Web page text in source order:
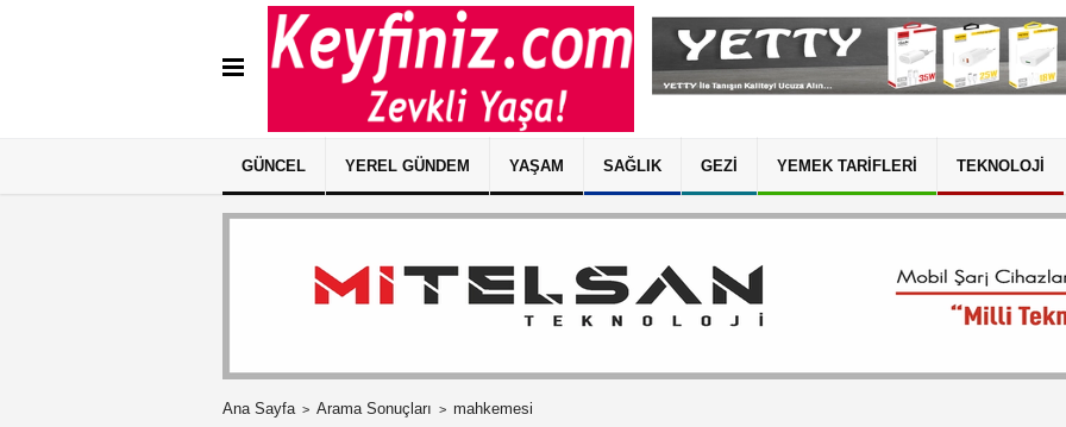
GÜNCEL YEREL GÜNDEM YAŞAM SAĞLIK GEZI YEMEK TARIFLERI TEKNOLOJI
Ana Sayfa Arama Sonuçları mahkemesi